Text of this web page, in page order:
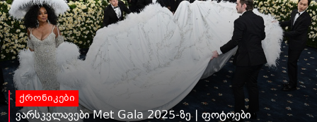
ქრონიკები
ვარსკვლავები Met Gala 2025-ზე | ფოტოები